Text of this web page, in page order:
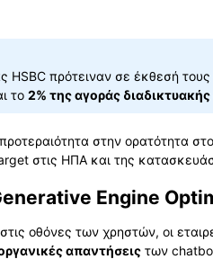
HSBC πρότειναν σε έκθεσή
το 2% της αγοράς
στην ορατότητα
στις ΗΠΑ και της
Engine
οθόνες των χρηστών, οι
απαντήσεις των